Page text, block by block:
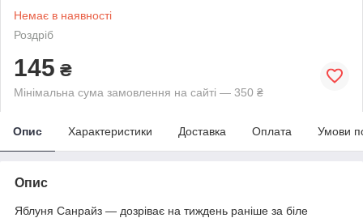
Немає в наявності
Роздріб
145 ₴
Мінімальна сума замовлення на сайті — 350 ₴
Опис Характеристики Доставка Оплата Умови
Опис
Яблуня Санрайз — дозріває на тиждень раніше за біле